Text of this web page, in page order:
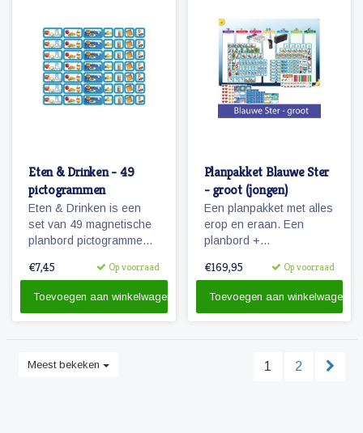
Eten & Drinken - 49
pictogrammen
Eten & Drinken is een
set van 49 magnetische
planbord pictogrammen
€7,45 Op voorraad
Toevoegen aan winkelwagen
Planpakket Blauwe Ster
- groot (jongen)
Een planpakket met alles
erop en eraan. Een
planbord +
reinigingsmateriaal.
€169,95 Op voorraad
Toevoegen aan winkelwagen
Meest bekeken 1 2